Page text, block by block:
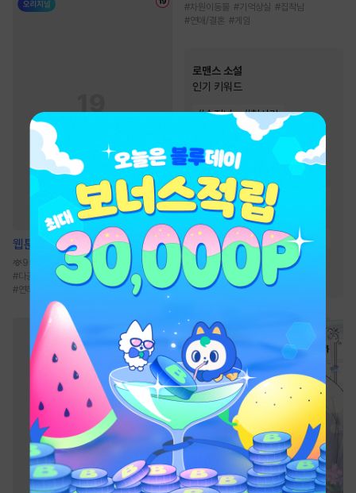
웹툰 원 플러스 투
95.3만
#다공일수 #짝사랑 #현대물 #고수위
#연하공
#차원이동물 #기억상실 #집착남
#연애/결혼 #게임
로맨스 소설
인기 키워드
#순진녀 #첫사랑
몸정>맘정 #재회물
#소유욕/집착
상처남
#왕족/귀족
#고수위 #직진남
능력녀 #운명적사랑
#
집착남 순정남 #상처녀
오해 # 능력남
다정남
계략남